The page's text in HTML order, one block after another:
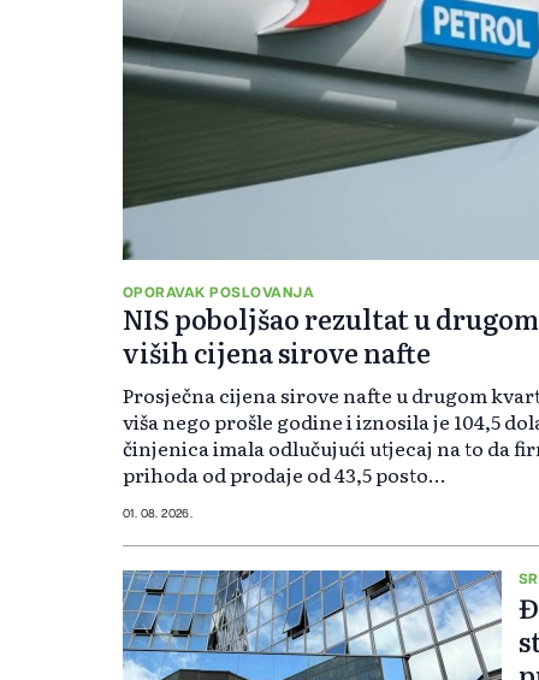
OPORAVAK POSLOVANJA
NIS poboljšao rezultat u
viših cijena sirove nafte
Prosječna cijena sirove nafte u drugom
viša nego prošle godine i iznosila je 104,5
činjenica imala odlučujući utjecaj na to da
prihoda od prodaje od 43,5 posto...
01. 08. 2026.